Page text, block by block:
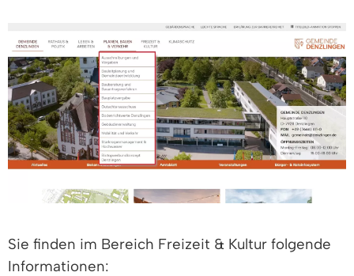
Sie finden im Bereich Freizeit & Kultur folgende
Informationen: